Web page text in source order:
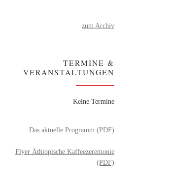
zum Archiv
TERMINE &
VERANSTALTUNGEN
Keine Termine
Das aktuelle Programm (PDF)
Flyer Äthiopische Kaffeezeremonie
(PDF)